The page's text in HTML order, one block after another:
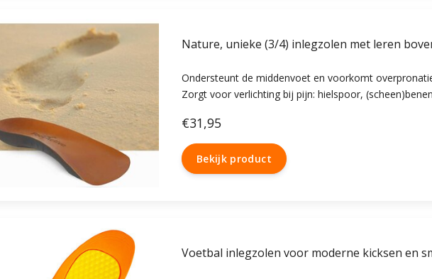
Nature, unieke (3/4) inlegzolen met leren
Ondersteunt de middenvoet en voorkomt
Zorgt voor verlichting bij pijn: hielspoor,
Geschikt voor alle schoenen.
€31,95
Bekijk product
Voetbal inlegzolen voor moderne kicksen